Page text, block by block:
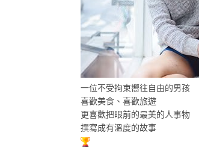
一位不受拘束嚮往自由的男孩
喜歡美食、喜歡旅遊
更喜歡把眼前的最美的人事物
撰寫成有溫度的故事